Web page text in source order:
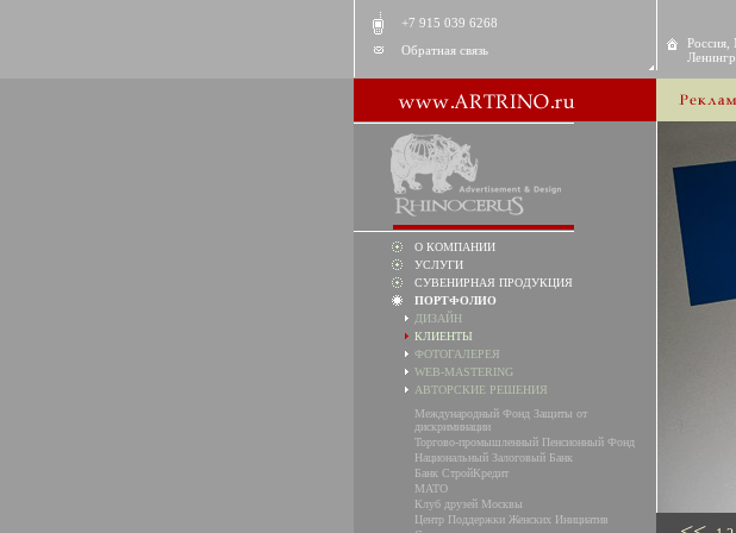
+7 915 039 6268
Обратная связь
Россия,
О КОМПАНИИ
УСЛУГИ
СУВЕНИРНАЯ ПРОДУКЦИЯ
ПОРТФОЛИО
ДИЗАЙН
КЛИЕНТЫ
ФОТОГАЛЕРЕЯ
WEB-MASTERING
АВТОРСКИЕ РЕШЕНИЯ
Международный Фонд Защиты от
дискриминации
Торгово-промышленный Пенсионный Фонд
Национальный Залоговый Банк
Банк СтройКредит
MATO
Клуб друзей Москвы
Центр Поддержки Женских Инициатив